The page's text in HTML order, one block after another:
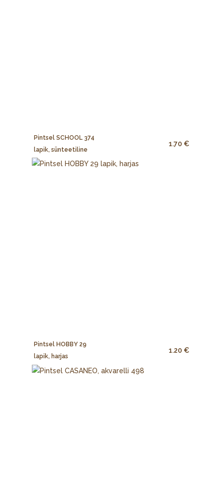
Pintsel SCHOOL 374
lapik, sünteetiline
1.70 €
Pintsel HOBBY 29
lapik, harjas
1.20 €